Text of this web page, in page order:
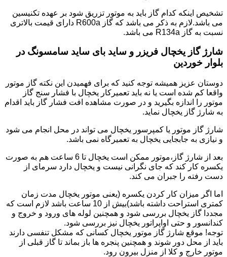
تشخیص اینکه کدام گاز باید به موتور تزریق شود بر عهده تکنیسین
می باشد.لازم به ذکر می باشد که گاز R600a دارای قیمت بالاتری
نسبت به گاز R134a می باشد.
شارژ گاز یخچال فریزر و ساید بای ساید سامسونگ در
بلوار خوردین
دوستان عزیز همیشه توجه کنید که برای فهمیدن این نکته گاز موتور
واقعا کم شده است یا نه باید تعمیرکار یخچال با فشار سنج گاز
موتور را اندازه بگیرید و در صورت مشاهده افت فشار گاز باید اقدام
به شارژ گاز یخچال نماید.
شارژ گاز موتور یا کمپرسور یخچال می تواند در محل انجام می شود
و نیازی به جابجایی یخچال به تعمیرگاه نمی باشد.
بعد از شارژ گاز،موتور ممکن است یخچال تا 6 ساعت هم به صورت
یکسره کار کند که جای نگرانی نیست و یخچال دارد سرمای از
دست رفته را جبران می کند.
اما اگر میزان کار کردن یکسره (یعنی موتور یخچال مدت زمان
کمتری استراحت داشته باشد)بیش از 10 ساعت باشد لازم است که
مجددا گاز یخچال بررسی شود و همچنین لوله های ورود و خروج و
کندانسور و حتی اواپراتور یخچال نیز بررسی شود.
توجه! موقع شارژ گاز موتور یخچال کسانی که مشکل تنفسی دارند
باید از محل دور شوند و همچنین پنجره ها باز بماند تا گاز قبلی از
موتور خارج و کلا از منزل بیرون رود.